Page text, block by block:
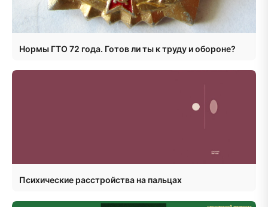
Нормы ГТО 72 года. Готов ли ты к труду и обороне?
Психические расстройства на пальцах